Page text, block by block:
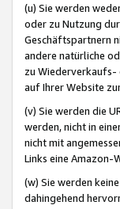
(u) Sie werden
oder zu Nutzung
Geschäftspartnern
andere natürliche
zu Wiederverkaufs-
auf Ihrer Website
(v) Sie werden die
werden, nicht in
nicht mit
Links eine Amazon-
(w) Sie werden
dahingehend